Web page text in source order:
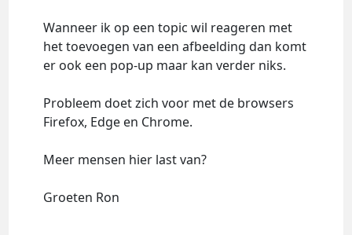
Wanneer ik op een topic wil reageren met
het toevoegen van een afbeelding dan komt
er ook een pop-up maar kan verder niks.
Probleem doet zich voor met de browsers
Firefox, Edge en Chrome.
Meer mensen hier last van?
Groeten Ron